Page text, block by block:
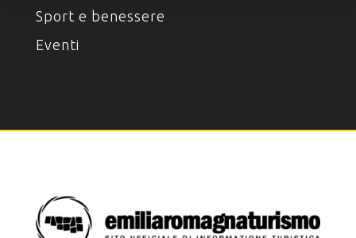
Sport e benessere
Eventi